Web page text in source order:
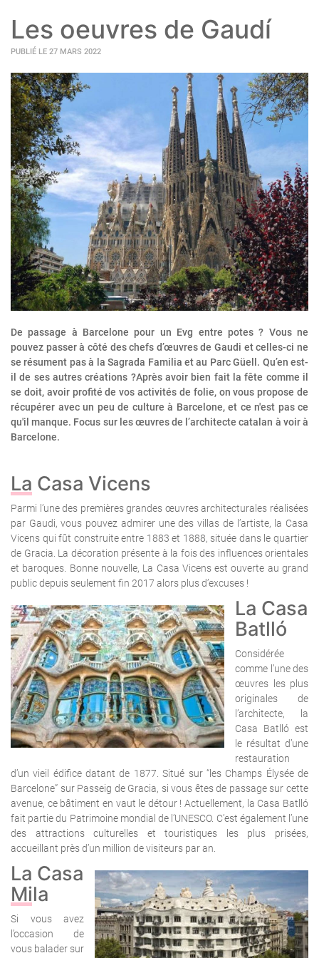
Les oeuvres de Gaudí
PUBLIÉ LE 27 MARS 2022
De passage à Barcelone pour un Evg entre potes ? Vous ne
pouvez passer à côté des chefs d’œuvres de Gaudi et celles-ci ne
se résument pas à la Sagrada Familia et au Parc Güell. Qu’en est-
il de ses autres créations ?Après avoir bien fait la fête comme il
se doit, avoir profité de vos activités de folie, on vous propose de
récupérer avec un peu de culture à Barcelone, et ce n'est pas ce
qu'il manque. Focus sur les œuvres de l’architecte catalan à voir à
Barcelone.
La Casa Vicens
Parmi l’une des premières grandes œuvres architecturales réalisées
par Gaudi, vous pouvez admirer une des villas de l’artiste, la Casa
Vicens qui fût construite entre 1883 et 1888, située dans le quartier
de Gracia. La décoration présente à la fois des influences orientales
et baroques. Bonne nouvelle, La Casa Vicens est ouverte au grand
public depuis seulement fin 2017 alors plus d’excuses !
La Casa
Batlló
Considérée
comme l’une des
œuvres les plus
originales de
l’architecte, la
Casa Batlló est
le résultat d’une
restauration
d’un vieil édifice datant de 1877. Situé sur “les Champs Élysée de
Barcelone” sur Passeig de Gracia, si vous êtes de passage sur cette
avenue, ce bâtiment en vaut le détour ! Actuellement, la Casa Batlló
fait partie du Patrimoine mondial de l’UNESCO. C’est également l’une
des attractions culturelles et touristiques les plus prisées,
accueillant près d’un million de visiteurs par an.
La Casa
Mila
Si vous avez
l’occasion de
vous balader sur